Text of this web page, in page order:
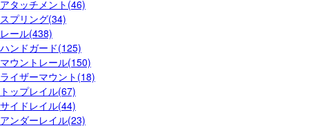
アタッチメント(46)
スプリング(34)
レール(438)
ハンドガード(125)
マウントレール(150)
ライザーマウント(18)
トップレイル(67)
サイドレイル(44)
アンダーレイル(23)